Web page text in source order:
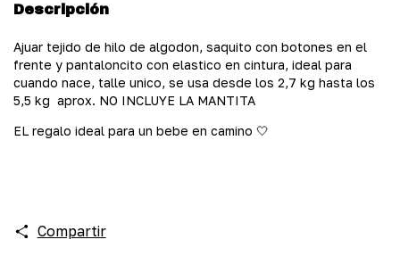
Descripción
Ajuar tejido de hilo de algodon, saquito con botones en el
frente y pantaloncito con elastico en cintura, ideal para
cuando nace, talle unico, se usa desde los 2,7 kg hasta los
5,5 kg aprox. NO INCLUYE LA MANTITA
EL regalo ideal para un bebe en camino 🤍
Compartir